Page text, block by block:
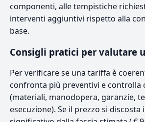
componenti, alle tempistiche
interventi aggiuntivi rispetto alla
base.
Consigli pratici per valutare
Per verificare se una tariffa è
confronta più preventivi e controlla
(materiali, manodopera, garanzie,
esecuzione). Se il prezzo si discosta